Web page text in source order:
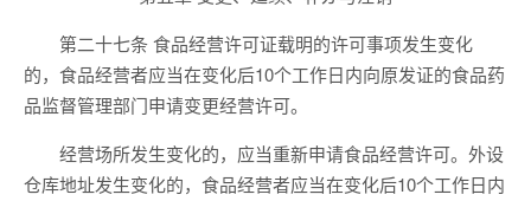
第二十七条 食品经营许可证载明的许可事项发生变化
的，食品经营者应当在变化后10个工作日内向原发证的食品药
品监督管理部门申请变更经营许可。
经营场所发生变化的，应当重新申请食品经营许可。外设
仓库地址发生变化的，食品经营者应当在变化后10个工作日内